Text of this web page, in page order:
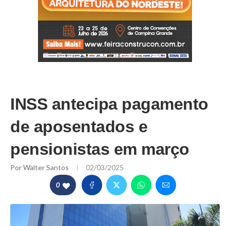
INSS antecipa pagamento
de aposentados e
pensionistas em março
PorWalter Santos 02/03/2025
0